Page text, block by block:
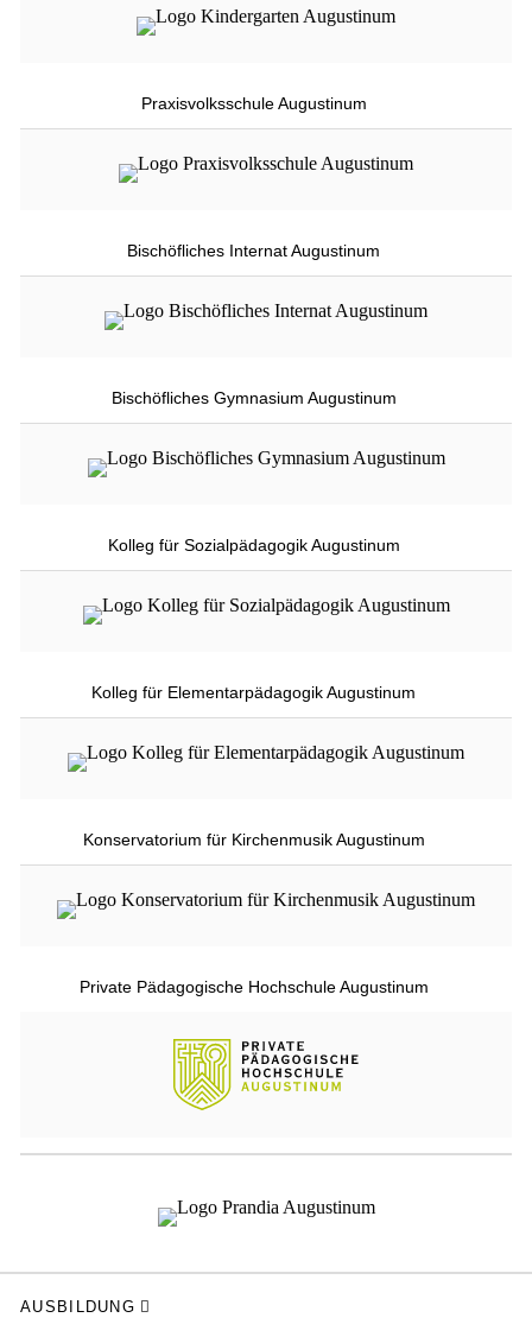
Praxisvolksschule Augustinum
Bischöfliches Internat Augustinum
Bischöfliches Gymnasium Augustinum
Kolleg für Sozialpädagogik Augustinum
Kolleg für Elementarpädagogik Augustinum
Konservatorium für Kirchenmusik Augustinum
Private Pädagogische Hochschule Augustinum
AUSBILDUNG